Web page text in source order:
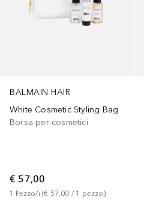
BALMAIN HAIR
White Cosmetic Styling Bag
Borsa per cosmetici
€ 57,00
1 Pezzo/i (€ 57,00 / 1 pezzo)